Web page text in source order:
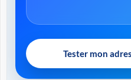
Tester mon